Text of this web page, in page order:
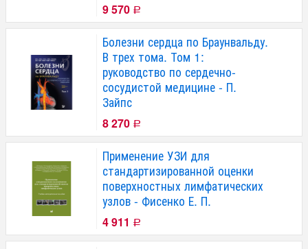
9 570 Р
Болезни сердца по Браунвальду.
В трех тома. Том 1:
руководство по сердечно-
сосудистой медицине - П.
Зайпс
8 270 Р
Применение УЗИ для
стандартизированной оценки
поверхностных лимфатических
узлов - Фисенко Е. П.
4 911 Р